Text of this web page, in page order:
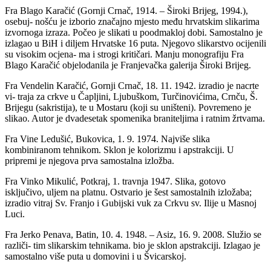
Fra Blago Karačić (Gornji Crnač, 1914. – Široki Brijeg, 1994.),
osebuj- nošću je izborio značajno mjesto među hrvatskim slikarima
izvornoga izraza. Počeo je slikati u poodmakloj dobi. Samostalno je
izlagao u BiH i diljem Hrvatske 16 puta. Njegovo slikarstvo ocijenili
su visokim ocjena- ma i strogi kritičari. Manju monografiju Fra
Blago Karačić objelodanila je Franjevačka galerija Široki Brijeg.
Fra Vendelin Karačić, Gornji Crnač, 18. 11. 1942. izradio je nacrte
vi- traja za crkve u Čapljini, Ljubuškom, Turčinovićima, Crnču, Š.
Brijegu (sakristija), te u Mostaru (koji su uništeni). Povremeno je
slikao. Autor je dvadesetak spomenika braniteljima i ratnim žrtvama.
Fra Vine Ledušić, Bukovica, 1. 9. 1974. Najviše slika
kombiniranom tehnikom. Sklon je kolorizmu i apstrakciji. U
pripremi je njegova prva samostalna izložba.
Fra Vinko Mikulić, Potkraj, 1. travnja 1947. Slika, gotovo
isključivo, uljem na platnu. Ostvario je šest samostalnih izložaba;
izradio vitraj Sv. Franjo i Gubijski vuk za Crkvu sv. Ilije u Masnoj
Luci.
Fra Jerko Penava, Batin, 10. 4. 1948. – Asiz, 16. 9. 2008. Služio se
različi- tim slikarskim tehnikama. bio je sklon apstrakciji. Izlagao je
samostalno više puta u domovini i u Švicarskoj.